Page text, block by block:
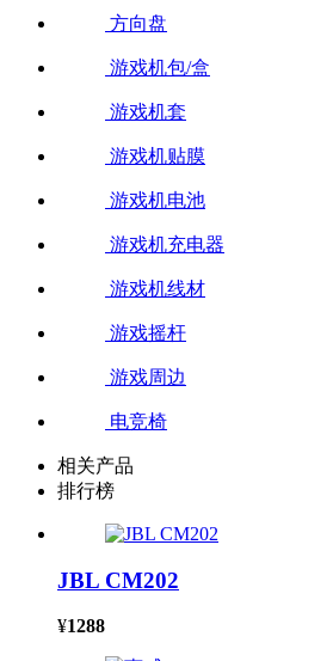
方向盘
游戏机包/盒
游戏机套
游戏机贴膜
游戏机电池
游戏机充电器
游戏机线材
游戏摇杆
游戏周边
电竞椅
相关产品
排行榜
JBL CM202
¥1288